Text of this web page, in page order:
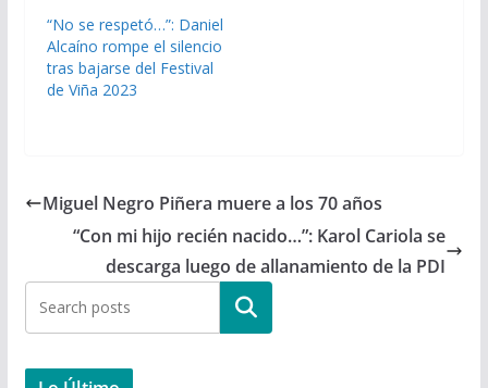
“No se respetó…”: Daniel
Alcaíno rompe el silencio
tras bajarse del Festival
de Viña 2023
Miguel Negro Piñera muere a los 70 años
“Con mi hijo recién nacido…”: Karol Cariola se
descarga luego de allanamiento de la PDI
Buscar